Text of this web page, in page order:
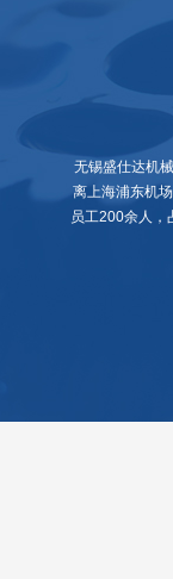
无锡盛仕达机
离上海浦东机
员工200余人